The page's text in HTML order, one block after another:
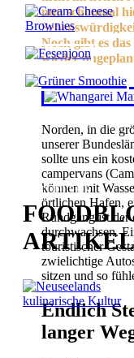
AKTUELLER
ARTIKEL
nun schonmal
Noch gibt es
wieder
Norden, in die
unserer
sollte uns ein
campervans
können mit
örtlichen Hafen,
Rundgang ist der
durchwachsen.
touristischer
zwielichtige
sitzen und so
Endlich
langer